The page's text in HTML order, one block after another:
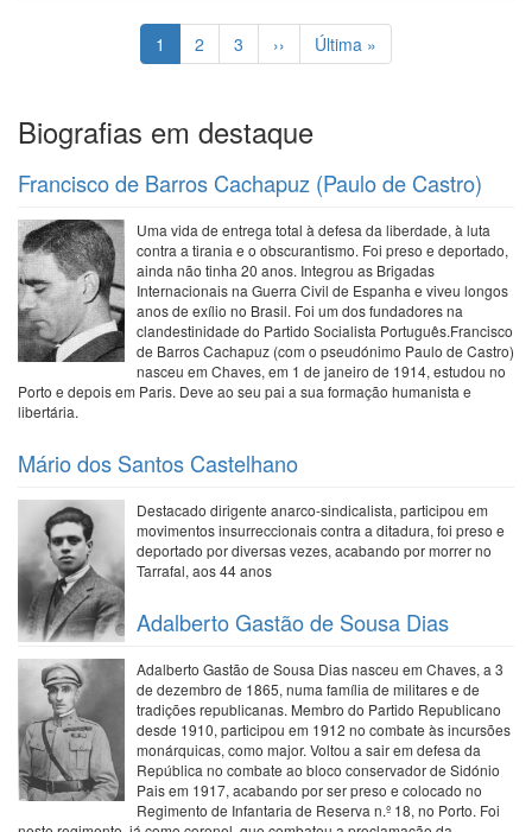
Página
atual
1 Page
2 Page
3
Próxima
página
››
Última
página
Última »
Biografias em destaque
Francisco de Barros Cachapuz (Paulo de Castro)
Uma vida de entrega total à defesa da liberdade, à luta
contra a tirania e o obscurantismo. Foi preso e deportado,
ainda não tinha 20 anos. Integrou as Brigadas
Internacionais na Guerra Civil de Espanha e viveu longos
anos de exílio no Brasil. Foi um dos fundadores na
clandestinidade do Partido Socialista Português.Francisco
de Barros Cachapuz (com o pseudónimo Paulo de Castro)
nasceu em Chaves, em 1 de janeiro de 1914, estudou no
Porto e depois em Paris. Deve ao seu pai a sua formação humanista e
libertária.
Mário dos Santos Castelhano
Destacado dirigente anarco-sindicalista, participou em
movimentos insurreccionais contra a ditadura, foi preso e
deportado por diversas vezes, acabando por morrer no
Tarrafal, aos 44 anos
Adalberto Gastão de Sousa Dias
Adalberto Gastão de Sousa Dias nasceu em Chaves, a 3
de dezembro de 1865, numa família de militares e de
tradições republicanas. Membro do Partido Republicano
desde 1910, participou em 1912 no combate às incursões
monárquicas, como major. Voltou a sair em defesa da
República no combate ao bloco conservador de Sidónio
Pais em 1917, acabando por ser preso e colocado no
Regimento de Infantaria de Reserva n.º 18, no Porto. Foi